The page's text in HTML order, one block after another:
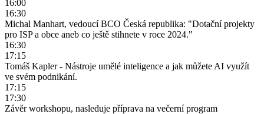
16:00
16:30
Michal Manhart, vedoucí BCO Česká republika: "Dotační projekty
pro ISP a obce aneb co ještě stihnete v roce 2024."
16:30
17:15
Tomáš Kapler - Nástroje umělé inteligence a jak můžete AI využít
ve svém podnikání.
17:15
17:30
Závěr workshopu, nasleduje příprava na večerní program